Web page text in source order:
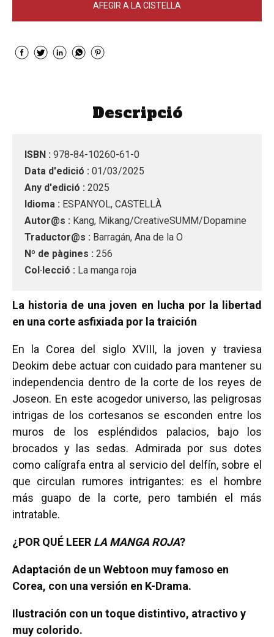
AFEGIR A LA CISTELLA
Descripció
ISBN : 978-84-10260-61-0
Data d'edició : 01/03/2025
Any d'edició : 2025
Idioma : ESPANYOL, CASTELLÀ
Autor@s : Kang, Mikang/CreativeSUMM/Dopamine
Traductor@s : Barragán, Ana de la O
Nº de pàgines : 256
Col·lecció : La manga roja
La historia de una joven en lucha por la libertad
en una corte asfixiada por la traición
En la Corea del siglo XVIII, la joven y traviesa
Deokim debe actuar con cuidado para mantener su
independencia dentro de la corte de los reyes de
Joseon. En este acogedor universo, las peligrosas
intrigas de los cortesanos se esconden entre los
muros de los es­pléndidos palacios, bajo los
brocados y las sedas. Admirada por sus dotes
como calígrafa entra al servicio del delfín, sobre el
que circulan rumores intrigantes: es el hombre
más guapo de la corte, pero también el más
intratable.
¿POR QUÉ LEER LA MANGA ROJA?
Adaptación de un Webtoon muy famoso en
Corea, con una versión en K-Drama.
Ilustración con un toque distintivo, atractivo y
muy colorido.